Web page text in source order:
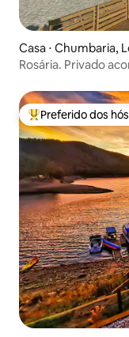
Casa ⋅ Chumbaria,
Rosária. Privado
Entre os melhores
Preferido dos